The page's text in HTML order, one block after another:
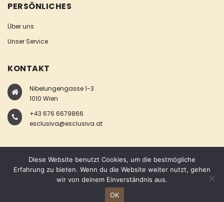
PERSÖNLICHES
Über uns
Unser Service
KONTAKT
Nibelungengasse 1-3
1010 Wien
+43 676 6679866
esclusiva@esclusiva.at
COPYRIGHT © ESCLUSIVA
Diese Website benutzt Cookies, um die bestmögliche
Erfahrung zu bieten. Wenn du die Website weiter nutzt, gehen
wir von deinem Einverständnis aus.
OK